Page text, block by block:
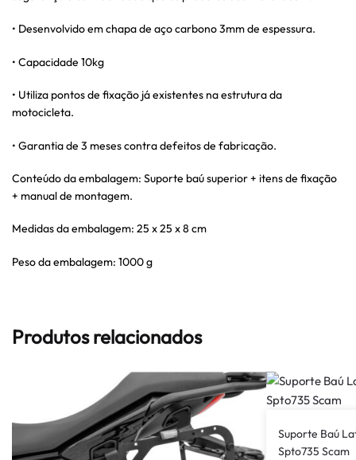
• Desenvolvido em chapa de aço carbono 3mm de espessura.
• Capacidade 10kg
• Utiliza pontos de fixação já existentes na estrutura da
motocicleta.
• Garantia de 3 meses contra defeitos de fabricação.
Conteúdo da embalagem: Suporte baú superior + itens de fixação
+ manual de montagem.
Medidas da embalagem: 25 x 25 x 8 cm
Peso da embalagem: 1000 g
Produtos relacionados
Suporte Baú
Spto735 Scam